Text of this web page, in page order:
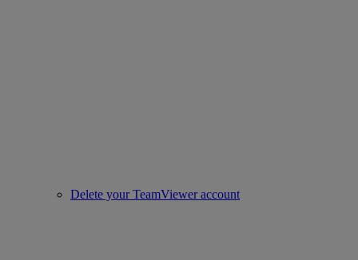
Delete your TeamViewer account